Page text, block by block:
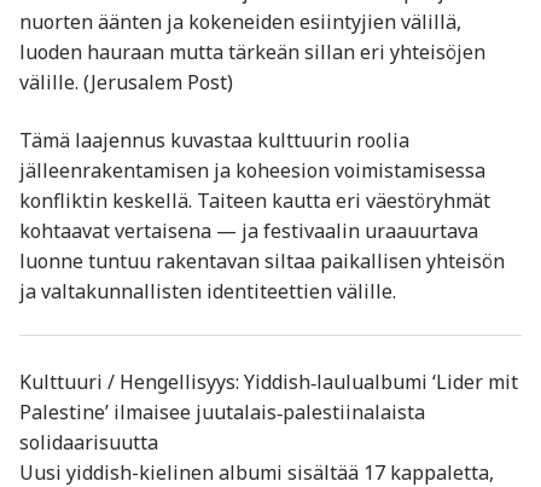
nuorten äänten ja kokeneiden esiintyjien välillä,
luoden hauraan mutta tärkeän sillan eri yhteisöjen
välille. (Jerusalem Post)
Tämä laajennus kuvastaa kulttuurin roolia
jälleenrakentamisen ja koheesion voimistamisessa
konfliktin keskellä. Taiteen kautta eri väestöryhmät
kohtaavat vertaisena — ja festivaalin uraauurtava
luonne tuntuu rakentavan siltaa paikallisen yhteisön
ja valtakunnallisten identiteettien välille.
Kulttuuri / Hengellisyys: Yiddish‑laulualbumi ‘Lider mit
Palestine’ ilmaisee juutalais‑palestiinalaista
solidaarisuutta
Uusi yiddish-kielinen albumi sisältää 17 kappaletta,